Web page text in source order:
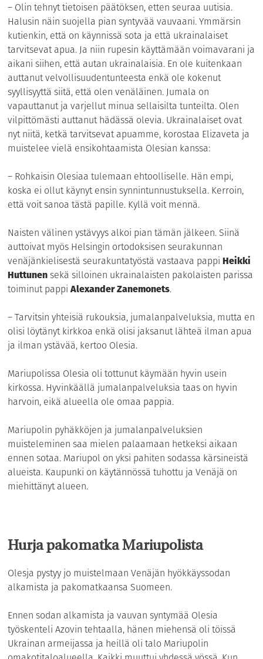
– Olin tehnyt tietoisen päätöksen, etten seuraa uutisia.
Halusin näin suojella pian syntyvää vauvaani. Ymmärsin
kutienkin, että on käynnissä sota ja että ukrainalaiset
tarvitsevat apua. Ja niin rupesin käyttämään voimavarani ja
aikani siihen, että autan ukrainalaisia. En ole kuitenkaan
auttanut velvollisuudentunteesta enkä ole kokenut
syyllisyyttä siitä, että olen venäläinen. Jumala on
vapauttanut ja varjellut minua sellaisilta tunteilta. Olen
vilpittömästi auttanut hädässä olevia. Ukrainalaiset ovat
nyt niitä, ketkä tarvitsevat apuamme, korostaa Elizaveta ja
muistelee vielä ensikohtaamista Olesian kanssa:
– Rohkaisin Olesiaa tulemaan ehtoolliselle. Hän empi,
koska ei ollut käynyt ensin synnintunnustuksella. Kerroin,
että voit sanoa tästä papille. Kyllä voit mennä.
Naisten välinen ystävyys alkoi pian tämän jälkeen. Siinä
auttoivat myös Helsingin ortodoksisen seurakunnan
venäjänkielisestä seurakuntatyöstä vastaava pappiHeikki
Huttunensekä silloinen ukrainalaisten pakolaisten parissa
toiminut pappiAlexander Zanemonets.
– Tarvitsin yhteisiä rukouksia, jumalanpalveluksia, mutta en
olisi löytänyt kirkkoa enkä olisi jaksanut lähteä ilman apua
ja ilman ystävää, kertoo Olesia.
Mariupolissa Olesia oli tottunut käymään hyvin usein
kirkossa. Hyvinkäällä jumalanpalveluksia taas on hyvin
harvoin, eikä alueella ole omaa pappia.
Mariupolin pyhäkköjen ja jumalanpalveluksien
muisteleminen saa mielen palaamaan hetkeksi aikaan
ennen sotaa. Mariupol on yksi pahiten sodassa kärsineistä
alueista. Kaupunki on käytännössä tuhottu ja Venäjä on
miehittänyt alueen.
Hurja pakomatka Mariupolista
Olesja pystyy jo muistelmaan Venäjän hyökkäyssodan
alkamista ja pakomatkaansa Suomeen.
Ennen sodan alkamista ja vauvan syntymää Olesia
työskenteli Azovin tehtaalla, hänen miehensä oli töissä
Ukrainan armeijassa ja heillä oli talo Mariupolin